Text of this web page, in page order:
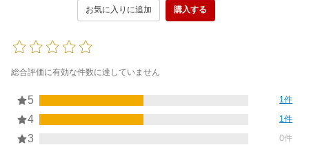
お気に入りに追加 購入する
総合評価に有効な件数に達していません
5 1件
4 1件
3 0件